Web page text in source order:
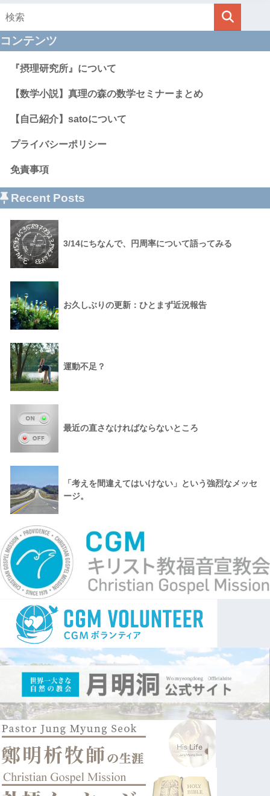
コンテンツ
『摂理研究所』について
【数学小説】真理の森の数学セミナーまとめ
【自己紹介】satoについて
プライバシーポリシー
免責事項
Recent Posts
3/14にちなんで、円周率について語ってみる
お久しぶりの更新：ひとまず近況報告
運動不足？
最近の直さなければならないところ
「考えを間違えてはいけない」という強烈なメッセ
ージ。